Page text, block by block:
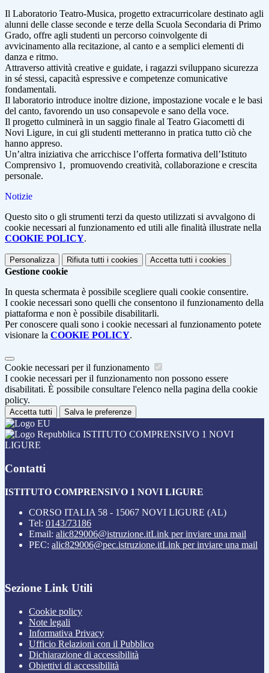
Il Laboratorio Teatro-Musica, progetto extracurricolare destinato agli
alunni delle classe seconde e terze della Scuola Secondaria di Primo
Grado, offre agli studenti un percorso coinvolgente di
avvicinamento alla recitazione, al canto e a semplici elementi di
danza e ritmo.
Attraverso attività creative e guidate, i ragazzi sviluppano sicurezza
in sé stessi, capacità espressive e competenze comunicative
fondamentali.
Il laboratorio introduce inoltre dizione, impostazione vocale e le basi
del canto, favorendo un uso consapevole e sano della voce.
Il progetto culminerà in un saggio finale al Teatro Giacometti di
Novi Ligure, in cui gli studenti metteranno in pratica tutto ciò che
hanno appreso.
Un’altra iniziativa che arricchisce l’offerta formativa dell’Istituto
Comprensivo 1, promuovendo creatività, collaborazione e crescita
personale.
Notizie
Questo sito o gli strumenti terzi da questo utilizzati si avvalgono di
cookie necessari al funzionamento ed utili alle finalità illustrate nella
COOKIE POLICY.
Personalizza Rifiuta tutti i cookies Accetta tutti i cookies
Gestione cookie
In questa schermata è possibile scegliere quali cookie consentire.
I cookie necessari sono quelli che consentono il funzionamento della
piattaforma e non è possibile disabilitarli.
Per conoscere quali sono i cookie necessari al funzionamento potete
visionare la COOKIE POLICY.
Cookie necessari per il funzionamento
I cookie necessari per il funzionamento non possono essere
disabilitati. È possibile consultare l'elenco nella pagina della cookie
policy.
Accetta tutti Salva le preferenze
ISTITUTO COMPRENSIVO 1 NOVI
LIGURE
Contatti
ISTITUTO COMPRENSIVO 1 NOVI LIGURE
CORSO ITALIA 58 - 15067 NOVI LIGURE (AL)
Tel: 0143/73186
Email: alic829006@istruzione.itLink per inviare una mail
PEC: alic829006@pec.istruzione.itLink per inviare una mail
Sezione Link Utili
Cookie policy
Note legali
Informativa Privacy
Ufficio Relazioni con il Pubblico
Dichiarazione di accessibilità
Obiettivi di accessibilità